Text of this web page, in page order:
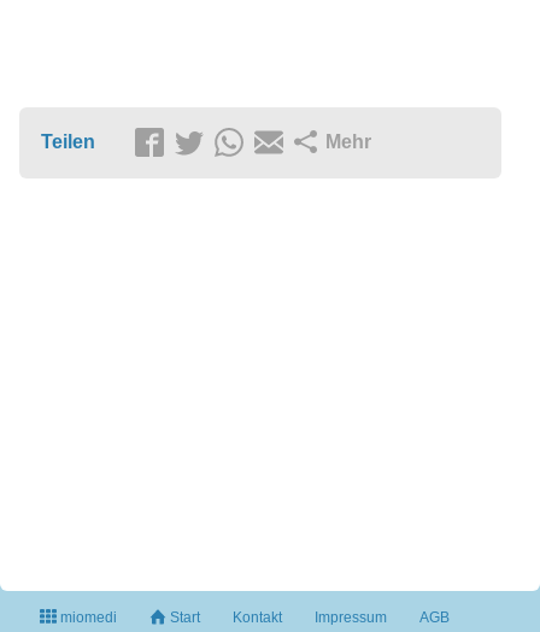
Teilen Mehr
miomedi Start Kontakt Impressum AGB